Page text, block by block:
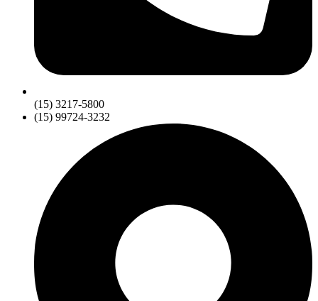
(15) 3217-5800
(15) 99724-3232